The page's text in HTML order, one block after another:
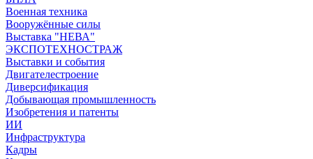
Военная техника
Вооружённые силы
Выставка "НЕВА"
ЭКСПОТЕХНОСТРАЖ
Выставки и события
Двигателестроение
Диверсификация
Добывающая промышленность
Изобретения и патенты
ИИ
Инфраструктура
Кадры